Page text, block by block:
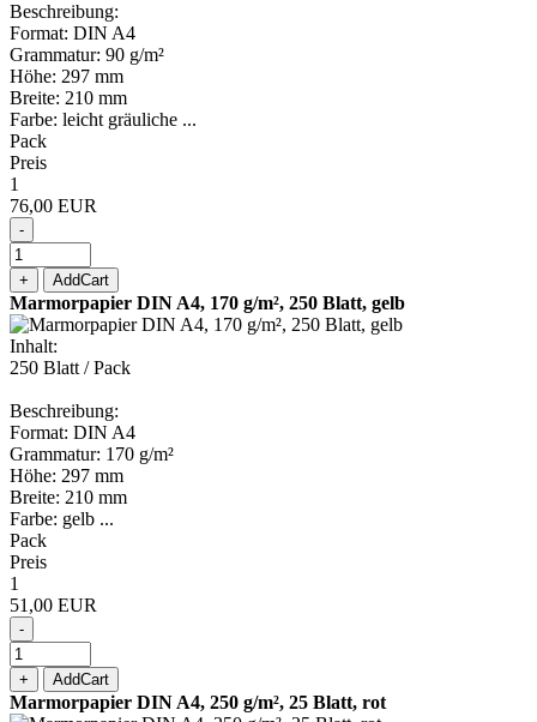
Beschreibung:
Format: DIN A4
Grammatur: 90 g/m²
Höhe: 297 mm
Breite: 210 mm
Farbe: leicht gräuliche ...
Pack
Preis
1
76,00 EUR
-
+ AddCart
Marmorpapier DIN A4, 170 g/m², 250 Blatt, gelb
Inhalt:
250 Blatt / Pack
Beschreibung:
Format: DIN A4
Grammatur: 170 g/m²
Höhe: 297 mm
Breite: 210 mm
Farbe: gelb ...
Pack
Preis
1
51,00 EUR
-
+ AddCart
Marmorpapier DIN A4, 250 g/m², 25 Blatt, rot